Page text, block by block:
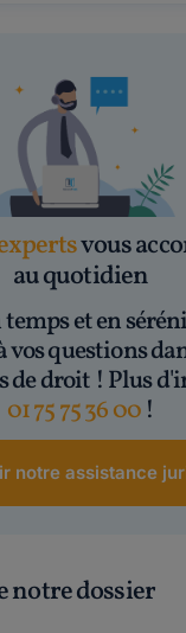
vous
au quotidien
et en
vos questions
de droit ! Plus
01 75 75 36 00 !
notre assistance
notre dossier